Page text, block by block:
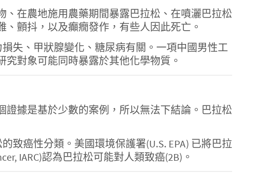
在農地施用農藥期間暴露巴拉松、在噴灑巴拉松
顫抖，以及癲癇發作，有些人因此死亡。
失、甲狀腺變化、糖尿病有關。一項中國男性工
對象可能同時暴露於其他化學物質。
據是基於少數的案例，所以無法下結論。巴拉松
致癌性分類。美國環境保護署(U.S. EPA) 已將巴拉
IARC)認為巴拉松可能對人類致癌(2B)。